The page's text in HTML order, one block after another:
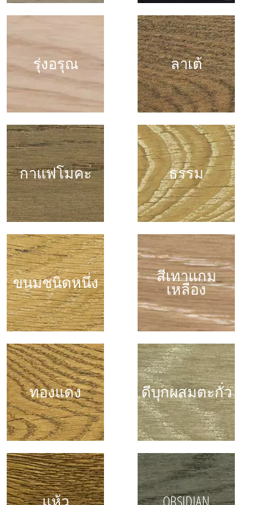
รุ่งอรุณ ลาเต้
กาแฟโมคะ ธรรม
ขนมชนิดหนึ่ง สีเทาแกม
เหลือง
ทองแดง ดีบุกผสมตะกั่ว